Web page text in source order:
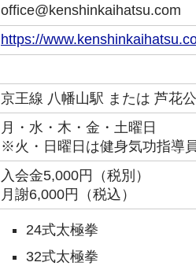
office@kenshinkaihatsu.com
https://
京王線 八幡山駅 または 芦花
月・水・木・金・土曜日
※火・日曜日は健身気功指導
入会金5,000円（税別）
月謝6,000円（税込）
24式太極拳
32式太極拳